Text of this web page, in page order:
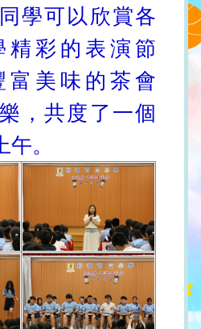
學可以欣賞各
精彩的表演節
富美味的茶會
，共度了一個
。